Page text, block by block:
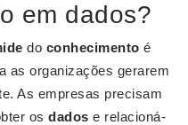
em dados?
do conhecimento é
as organizações gerarem
As empresas precisam
os dados e relacioná-